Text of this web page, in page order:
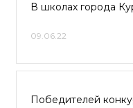
В школах города
09.06.22
Победителей